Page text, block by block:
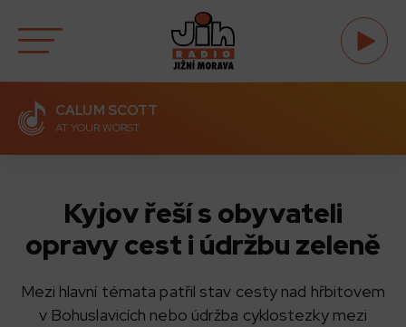
CALUM SCOTT
AT YOUR WORST
Kyjov řeší s obyvateli
opravy cest i údržbu zeleně
Mezi hlavní témata patřil stav cesty nad hřbitovem
v Bohuslavicích nebo údržba cyklostezky mezi